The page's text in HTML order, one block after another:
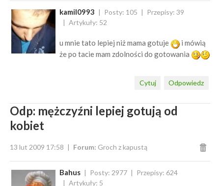
kamil0993 Posty: 105
Przepisy: 39
Artykuły: 52
u mnie tato lepiej niż mama gotuje
i mówią
że po tacie mam zdolności do gotowania
Odpowiedz
Cytuj
Odp: mężczyźni lepiej gotują od
kobiet
13 lut 2009 17:58 Forum: Groch z kapustą
Bahus Posty: 2977
Przepisy: 624
Artykuły: 5